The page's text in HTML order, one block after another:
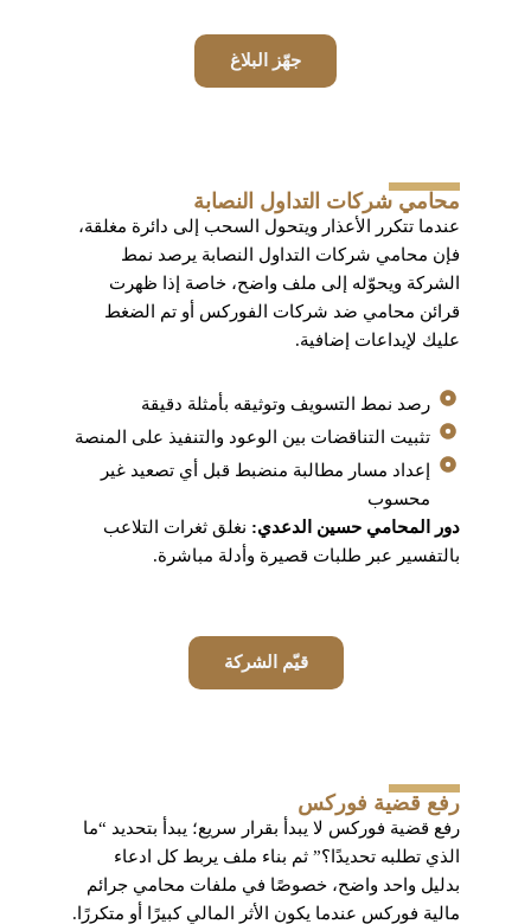
جهّز البلاغ
محامي شركات التداول النصابة
عندما تتكرر الأعذار ويتحول السحب إلى دائرة مغلقة،
فإن محامي شركات التداول النصابة يرصد نمط
الشركة ويحوّله إلى ملف واضح، خاصة إذا ظهرت
قرائن محامي ضد شركات الفوركس أو تم الضغط
عليك لإيداعات إضافية.
رصد نمط التسويف وتوثيقه بأمثلة دقيقة
تثبيت التناقضات بين الوعود والتنفيذ على المنصة
إعداد مسار مطالبة منضبط قبل أي تصعيد غير
محسوب
دور المحامي حسين الدعدي: نغلق ثغرات التلاعب
بالتفسير عبر طلبات قصيرة وأدلة مباشرة.
قيّم الشركة
رفع قضية فوركس
رفع قضية فوركس لا يبدأ بقرار سريع؛ يبدأ بتحديد “ما
الذي تطلبه تحديدًا؟” ثم بناء ملف يربط كل ادعاء
بدليل واحد واضح، خصوصًا في ملفات محامي جرائم
مالية فوركس عندما يكون الأثر المالي كبيرًا أو متكررًا.